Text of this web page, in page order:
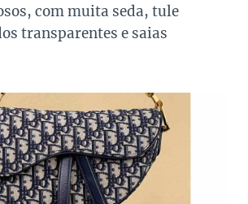
com muita seda, tule
transparentes e saias